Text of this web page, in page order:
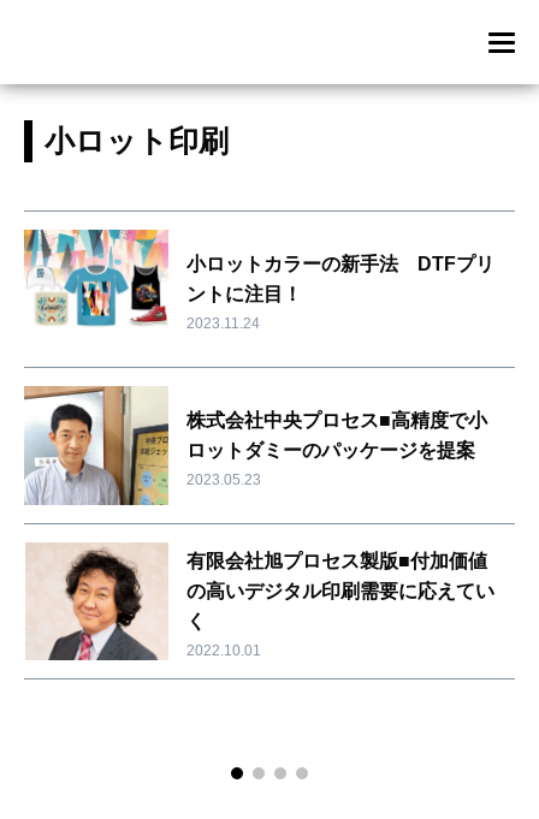
小ロット印刷
小ロットカラーの新手法 DTFプリ
ントに注目！
2023.11.24
株式会社中央プロセス■高精度で小
ロットダミーのパッケージを提案
2023.05.23
有限会社旭プロセス製版■付加価値
の高いデジタル印刷需要に応えてい
く
2022.10.01